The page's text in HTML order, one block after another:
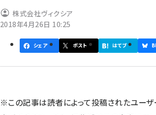
株式会社ヴィクシア
2018年4月26日 10:25
シェア ポスト はてブ
※この記事は読者によって投稿されたユー